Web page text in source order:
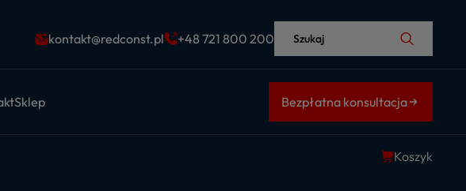
kontakt@redconst.pl +48 721 800 200 Szukaj
Sklep Bezpłatna konsultacja
Koszyk